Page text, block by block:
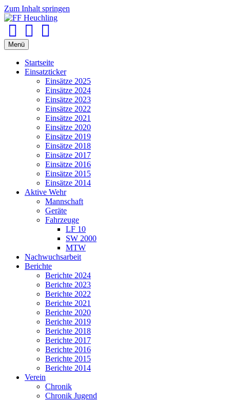
Zum Inhalt springen
Menü
Startseite
Einsatzticker
Einsätze 2025
Einsätze 2024
Einsätze 2023
Einsätze 2022
Einsätze 2021
Einsätze 2020
Einsätze 2019
Einsätze 2018
Einsätze 2017
Einsätze 2016
Einsätze 2015
Einsätze 2014
Aktive Wehr
Mannschaft
Geräte
Fahrzeuge
LF 10
SW 2000
MTW
Nachwuchsarbeit
Berichte
Berichte 2024
Berichte 2023
Berichte 2022
Berichte 2021
Berichte 2020
Berichte 2019
Berichte 2018
Berichte 2017
Berichte 2016
Berichte 2015
Berichte 2014
Verein
Chronik
Chronik Jugend